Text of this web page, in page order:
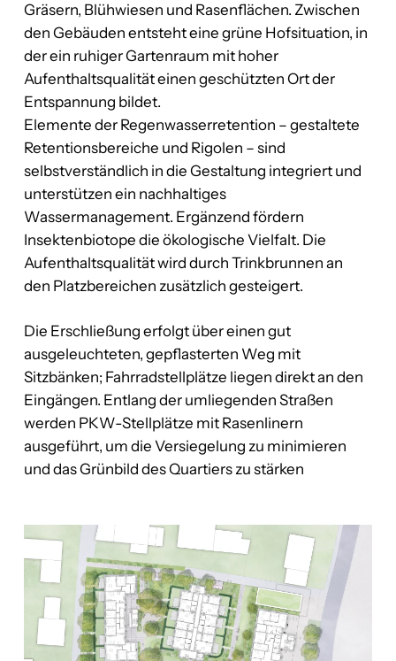
Gräsern, Blühwiesen und Rasenflächen. Zwischen
den Gebäuden entsteht eine grüne Hofsituation, in
der ein ruhiger Gartenraum mit hoher
Aufenthaltsqualität einen geschützten Ort der
Entspannung bildet.
Elemente der Regenwasserretention – gestaltete
Retentionsbereiche und Rigolen – sind
selbstverständlich in die Gestaltung integriert und
unterstützen ein nachhaltiges
Wassermanagement. Ergänzend fördern
Insektenbiotope die ökologische Vielfalt. Die
Aufenthaltsqualität wird durch Trinkbrunnen an
den Platzbereichen zusätzlich gesteigert.
Die Erschließung erfolgt über einen gut
ausgeleuchteten, gepflasterten Weg mit
Sitzbänken; Fahrradstellplätze liegen direkt an den
Eingängen. Entlang der umliegenden Straßen
werden PKW-Stellplätze mit Rasenlinern
ausgeführt, um die Versiegelung zu minimieren
und das Grünbild des Quartiers zu stärken